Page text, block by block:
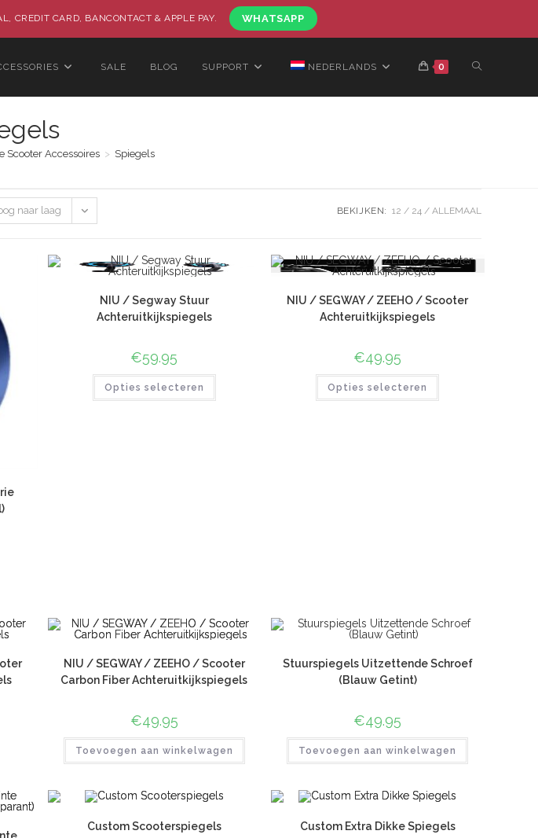
CREDIT CARD, BANCONTACT & APPLE PAY. WHATSAPP
SALE BLOG SUPPORT NEDERLANDS 0
Scooter Accessoires > Spiegels
naar laag BEKIJKEN: 12 24 ALLEMAAL
NIU / Segway Stuur
Achteruitkijkspiegels
€59.95
Opties selecteren
NIU / SEGWAY / ZEEHO / Scooter
Achteruitkijkspiegels
€49.95
Opties selecteren
NIU / SEGWAY / ZEEHO / Scooter
Carbon Fiber Achteruitkijkspiegels
€49.95
Toevoegen aan winkelwagen
Stuurspiegels Uitzettende Schroef
(Blauw Getint)
€49.95
Toevoegen aan winkelwagen
Custom Scooterspiegels Custom Extra Dikke Spiegels